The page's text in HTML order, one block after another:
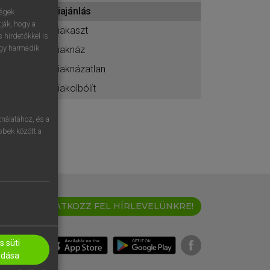
kiajánlás
kiakaszt
kiaknáz
kiaknázatlan
kiakolbólít
IRATKOZZ FEL HÍRLEVELÜNKRE!
hogy a
hirdetőkkel is
harmadik
és a
között a
süti